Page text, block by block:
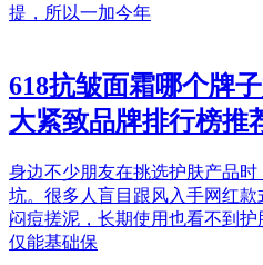
提，所以一加今年
618抗皱面霜哪个牌
大紧致品牌排行榜推
身边不少朋友在挑选护肤产品
坑。很多人盲目跟风入手网红
闷痘搓泥，长期使用也看不到护
仅能基础保